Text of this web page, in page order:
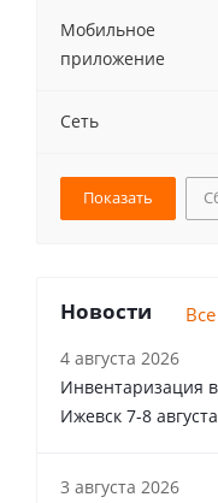
Мобильное
приложение
Сеть
Новости
4 августа 2026
Инвентаризация в
Ижевск 7-8 августа
3 августа 2026